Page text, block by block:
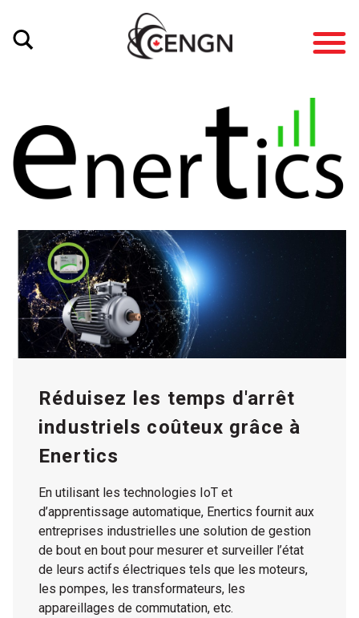
Réduisez les temps d'arrêt
industriels coûteux grâce à
Enertics
En utilisant les technologies IoT et
d’apprentissage automatique, Enertics fournit aux
entreprises industrielles une solution de gestion
de bout en bout pour mesurer et surveiller l’état
de leurs actifs électriques tels que les moteurs,
les pompes, les transformateurs, les
appareillages de commutation, etc.